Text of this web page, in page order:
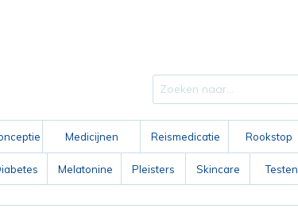
Medicijnen
ABC
Reismedicatie Rookstop
Melatonine Pleisters Skincare Testen